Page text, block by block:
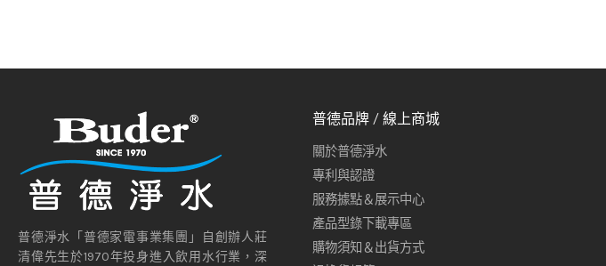
普德淨水「普德家電事業集團」自創辦人莊
清偉先生於1970年投身進入飲用水行業，深
普德品牌 / 線上商城
關於普德淨水
專利與認證
服務據點＆展示中心
產品型錄下載專區
購物須知＆出貨方式